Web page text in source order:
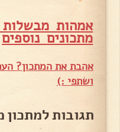
אמהות
מתכונים נוספים
אהבת את המתכון?
ושתפי :)
תגובות למתכון